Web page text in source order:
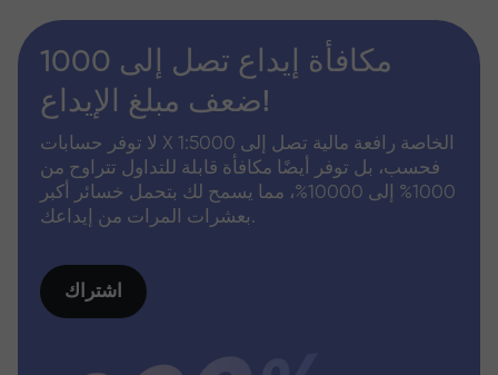
مكافأة إيداع تصل إلى 1000
ضعف مبلغ الإيداع!
لا توفر حسابات X الخاصة رافعة مالية تصل إلى 1:5000
فحسب، بل توفر أيضًا مكافأة قابلة للتداول تتراوح من
1000% إلى 10000%، مما يسمح لك بتحمل خسائر أكبر
بعشرات المرات من إيداعك.
اشتراك